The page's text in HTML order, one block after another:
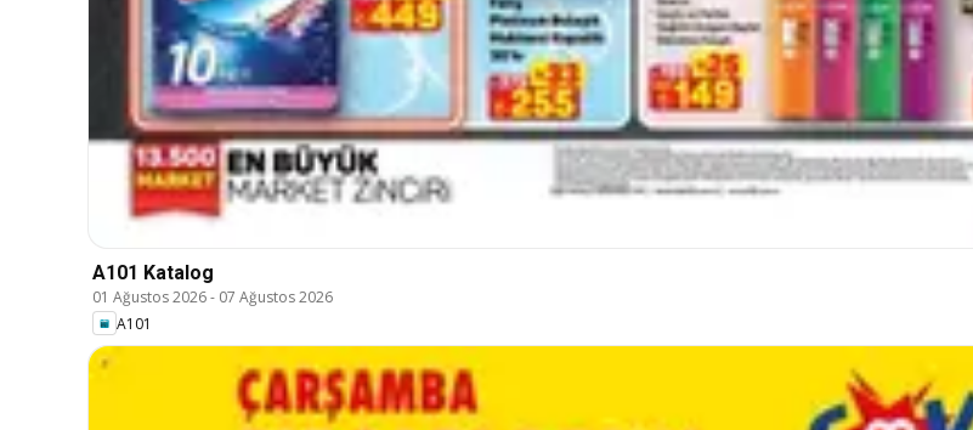
A101 Katalog
01 Ağustos 2026- 07 Ağustos 2026
A101